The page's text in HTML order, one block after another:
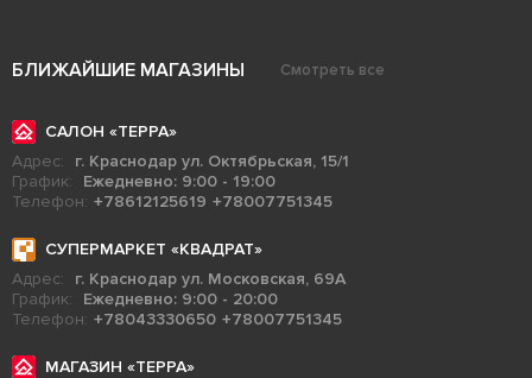
БЛИЖАЙШИЕ МАГАЗИНЫ Смотреть все
САЛОН «ТЕРРА»
Адрес:
г. Краснодар ул. Октябрьская, 15/1
График:
Ежедневно: 9:00 - 19:00
Телефон: +78612125619 +78007751345
СУПЕРМАРКЕТ «КВАДРАТ»
Адрес:
г. Краснодар ул. Московская, 69А
График:
Ежедневно: 9:00 - 20:00
Телефон: +78043330650 +78007751345
МАГАЗИН «ТЕРРА»